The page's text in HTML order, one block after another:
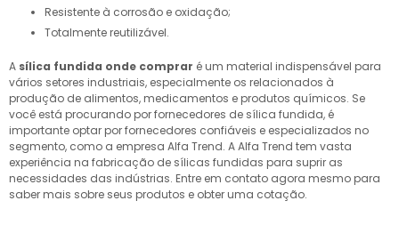
Resistente à corrosão e oxidação;
Totalmente reutilizável.
A sílica fundida onde comprar é um material indispensável para
vários setores industriais, especialmente os relacionados à
produção de alimentos, medicamentos e produtos químicos. Se
você está procurando por fornecedores de sílica fundida, é
importante optar por fornecedores confiáveis ​​e especializados no
segmento, como a empresa Alfa Trend. A Alfa Trend tem vasta
experiência na fabricação de sílicas fundidas para suprir as
necessidades das indústrias. Entre em contato agora mesmo para
saber mais sobre seus produtos e obter uma cotação.